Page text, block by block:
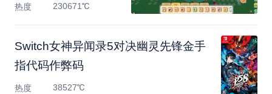
热度 230671℃
Switch女神异闻录5对决幽灵先锋金手
指代码作弊码
热度 38527℃